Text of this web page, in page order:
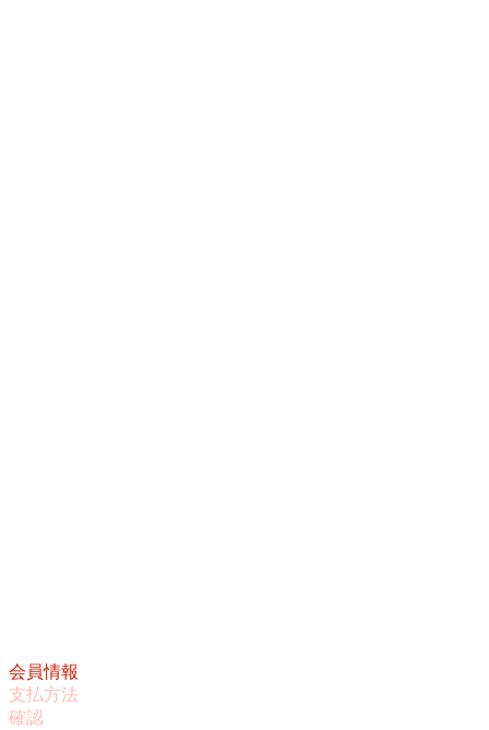
会員情報
支払方法
確認